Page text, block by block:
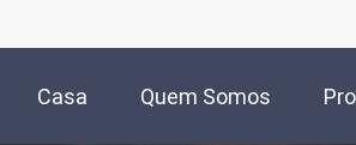
Casa Quem Somos